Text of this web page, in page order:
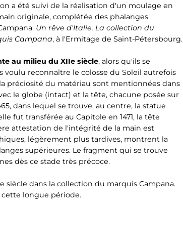
a été suivi de la réalisation d'un moulage en
originale, complétée des phalanges
Un rêve d'Italie. La collection du
Campana, à l'Ermitage de Saint-Pétersbourg.
au milieu du XIIe siècle, alors qu'ils se
voulu reconnaître le colosse du Soleil autrefois
préciosité du matériau sont mentionnées dans
le globe (intact) et la tête, chacune posée sur
dans lequel se trouve, au centre, la statue
fut transférée au Capitole en 1471, la tête
attestation de l'intégrité de la main est
légèrement plus tardives, montrent la
supérieures. Le fragment qui se trouve
dès ce stade très précoce.
dans la collection du marquis Campana.
longue période.